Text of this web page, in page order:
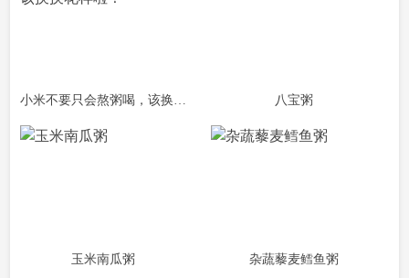
八宝粥
玉米南瓜粥 杂蔬藜麦鳕鱼粥